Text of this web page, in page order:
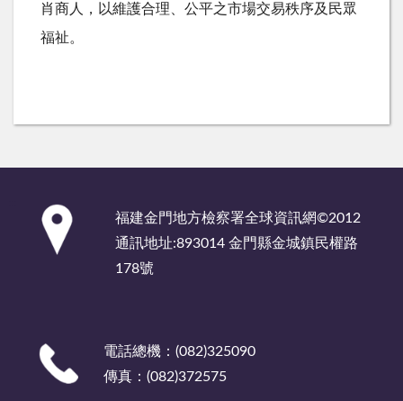
肖商人，以維護合理、公平之市場交易秩序及民眾
福祉。
福建金門地方檢察署全球資訊網©2012
通訊地址:893014 金門縣金城鎮民權路
178號
電話總機：(082)325090
傳真：(082)372575